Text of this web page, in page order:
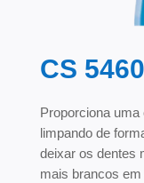
CS
Proporciona
limpando de
deixar os dentes
mais brancos em